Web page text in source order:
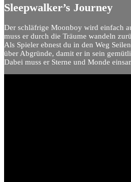
Sleepwalker’s Journey
Der schläfrige Moonboy wird einfach
muss er durch die Träume wandeln
Als Spieler ebnest du in den Weg
über Abgründe, damit er in sein
Dabei muss er Sterne und Monde